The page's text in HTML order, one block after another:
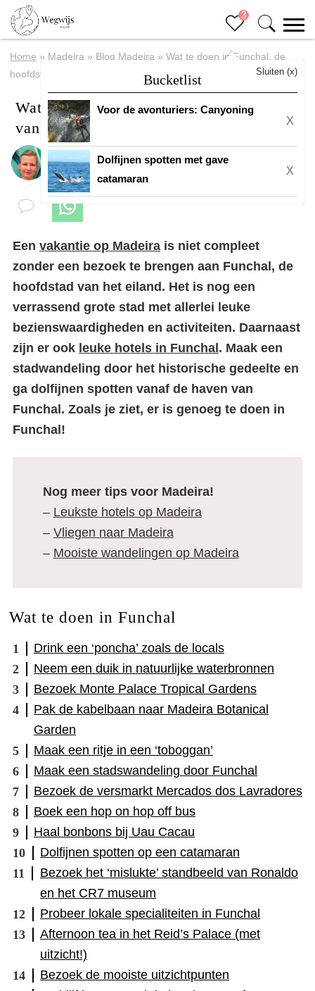
3
Bucketlist
Sluiten (x)
Voor de avonturiers: Canyoning
X
Dolfijnen spotten met gave
catamaran
X
Home » Madeira » Blog Madeira » Wat te doen in Funchal, de
hoofdstad van Madeira
Wat te doen in Funchal, de hoofdstad
van Madeira
DoorMargreth
Een vakantie op Madeira is niet compleet
zonder een bezoek te brengen aan Funchal, de
hoofdstad van het eiland. Het is nog een
verrassend grote stad met allerlei leuke
bezienswaardigheden en activiteiten. Daarnaast
zijn er ook leuke hotels in Funchal . Maak een
stadwandeling door het historische gedeelte en
ga dolfijnen spotten vanaf de haven van
Funchal. Zoals je ziet, er is genoeg te doen in
Funchal!
Nog meer tips voor Madeira!
– Leukste hotels op Madeira
– Vliegen naar Madeira
– Mooiste wandelingen op Madeira
Wat te doen in Funchal
Drink een ‘poncha’ zoals de locals
Neem een duik in natuurlijke waterbronnen
Bezoek Monte Palace Tropical Gardens
Pak de kabelbaan naar Madeira Botanical
Garden
Maak een ritje in een ‘toboggan’
Maak een stadswandeling door Funchal
Bezoek de versmarkt Mercados dos Lavradores
Boek een hop on hop off bus
Haal bonbons bij Uau Cacau
Dolfijnen spotten op een catamaran
Bezoek het ‘mislukte’ standbeeld van Ronaldo
en het CR7 museum
Probeer lokale specialiteiten in Funchal
Afternoon tea in het Reid’s Palace (met
uitzicht!)
Bezoek de mooiste uitzichtpunten